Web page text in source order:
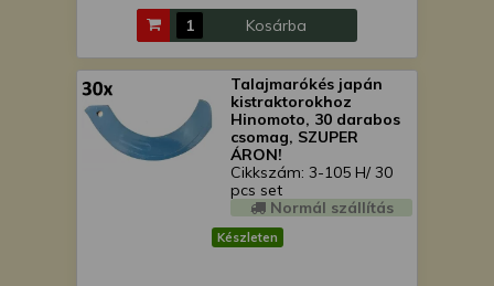
Kosárba
Talajmarókés japán
kistraktorokhoz
Hinomoto, 30 darabos
csomag, SZUPER
ÁRON!
Cikkszám: 3-105 H/ 30
pcs set
Normál szállítás
Készleten